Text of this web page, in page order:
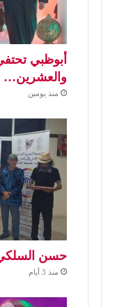
أبوظبي
والعشرين…
منذ يومين
حسن
منذ 3 أيام